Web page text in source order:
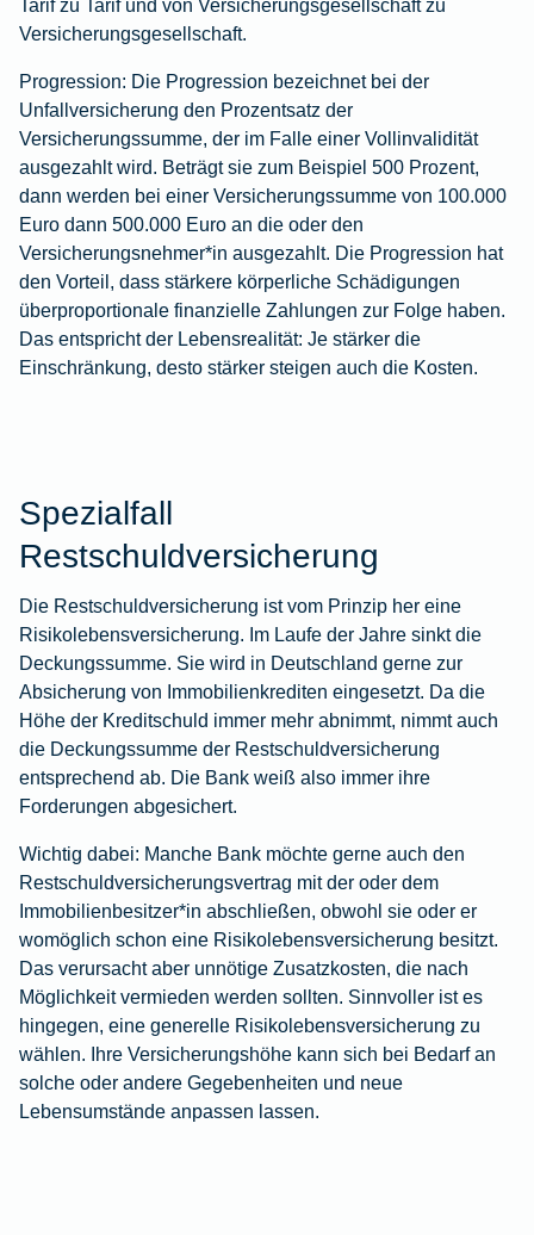
Tarif zu Tarif und von Versicherungsgesellschaft zu
Versicherungsgesellschaft.
Progression: Die Progression bezeichnet bei der
Unfallversicherung den Prozentsatz der
Versicherungssumme, der im Falle einer Vollinvalidität
ausgezahlt wird. Beträgt sie zum Beispiel 500 Prozent,
dann werden bei einer Versicherungssumme von 100.000
Euro dann 500.000 Euro an die oder den
Versicherungsnehmer*in ausgezahlt. Die Progression hat
den Vorteil, dass stärkere körperliche Schädigungen
überproportionale finanzielle Zahlungen zur Folge haben.
Das entspricht der Lebensrealität: Je stärker die
Einschränkung, desto stärker steigen auch die Kosten.
Spezialfall
Restschuldversicherung
Die Restschuldversicherung ist vom Prinzip her eine
Risikolebensversicherung. Im Laufe der Jahre sinkt die
Deckungssumme. Sie wird in Deutschland gerne zur
Absicherung von Immobilienkrediten eingesetzt. Da die
Höhe der Kreditschuld immer mehr abnimmt, nimmt auch
die Deckungssumme der Restschuldversicherung
entsprechend ab. Die Bank weiß also immer ihre
Forderungen abgesichert.
Wichtig dabei: Manche Bank möchte gerne auch den
Restschuldversicherungsvertrag mit der oder dem
Immobilienbesitzer*in abschließen, obwohl sie oder er
womöglich schon eine Risikolebensversicherung besitzt.
Das verursacht aber unnötige Zusatzkosten, die nach
Möglichkeit vermieden werden sollten. Sinnvoller ist es
hingegen, eine generelle Risikolebensversicherung zu
wählen. Ihre Versicherungshöhe kann sich bei Bedarf an
solche oder andere Gegebenheiten und neue
Lebensumstände anpassen lassen.